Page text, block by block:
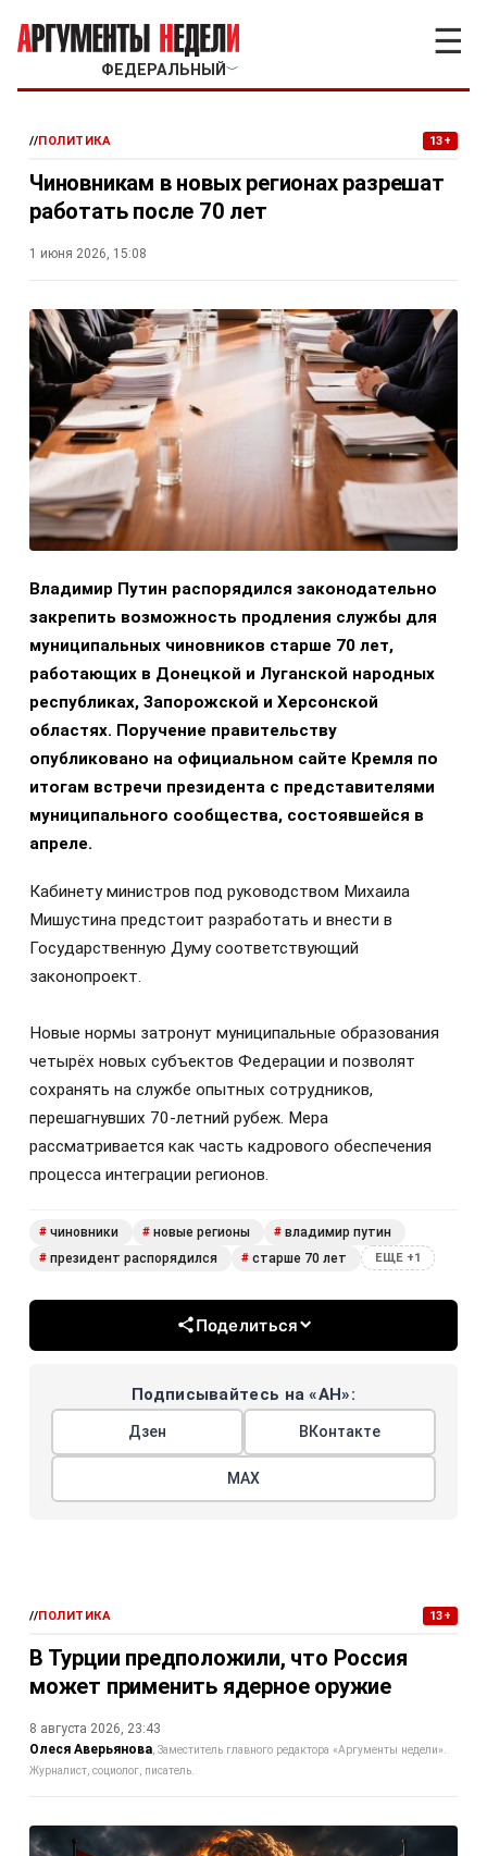
ФЕДЕРАЛЬНЫЙ ﹀
☰
//ПОЛИТИКА 13+
Чиновникам в новых регионах разрешат
работать после 70 лет
1 июня 2026, 15:08
Владимир Путин распорядился законодательно
закрепить возможность продления службы для
муниципальных чиновников старше 70 лет,
работающих в Донецкой и Луганской народных
республиках, Запорожской и Херсонской
областях. Поручение правительству
опубликовано на официальном сайте Кремля по
итогам встречи президента с представителями
муниципального сообщества, состоявшейся в
апреле.
Кабинету министров под руководством Михаила
Мишустина предстоит разработать и внести в
Государственную Думу соответствующий
законопроект.
Новые нормы затронут муниципальные образования
четырёх новых субъектов Федерации и позволят
сохранять на службе опытных сотрудников,
перешагнувших 70-летний рубеж. Мера
рассматривается как часть кадрового обеспечения
процесса интеграции регионов.
# чиновники # новые регионы # владимир путин
# президент распорядился # старше 70 лет ЕЩЕ +1
Поделиться
Подписывайтесь на «АН»:
Дзен ВКонтакте
МАХ
//ПОЛИТИКА 13+
В Турции предположили, что Россия
может применить ядерное оружие
8 августа 2026, 23:43
Олеся Аверьянова Заместитель главного редактора «Аргументы недели».
Журналист, социолог, писатель.